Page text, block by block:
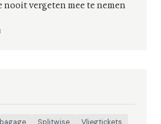
nooit vergeten mee te nemen